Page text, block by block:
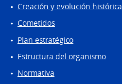
Creación y evolución histórica
Cometidos
Plan estratégico
Estructura del organismo
Normativa